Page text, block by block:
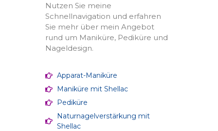
Nutzen Sie meine
Schnellnavigation und erfahren
Sie mehr über mein Angebot
rund um Maniküre, Pediküre und
Nageldesign.
Apparat-Maniküre
Maniküre mit Shellac
Pediküre
Naturnagelverstärkung mit
Shellac